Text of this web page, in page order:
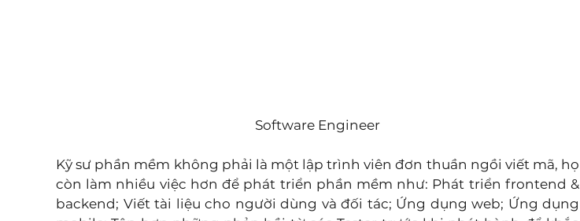
Software Engineer
Kỹ sư phần mềm không phải là một lập trình viên đơn thuần ngồi viết mã, họ
còn làm nhiều việc hơn để phát triển phần mềm như: Phát triển frontend &
backend; Viết tài liệu cho người dùng và đối tác; Ứng dụng web; Ứng dụng